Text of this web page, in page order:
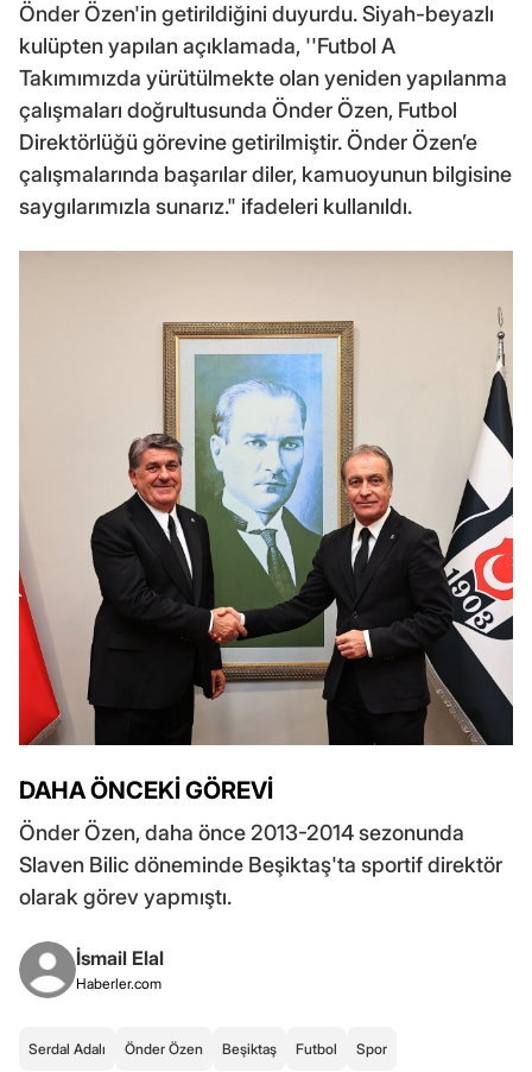
Önder Özen'in getirildiğini duyurdu. Siyah-beyazlı
kulüpten yapılan açıklamada, ''Futbol A
Takımımızda yürütülmekte olan yeniden yapılanma
çalışmaları doğrultusunda Önder Özen, Futbol
Direktörlüğü görevine getirilmiştir. Önder Özen’e
çalışmalarında başarılar diler, kamuoyunun bilgisine
saygılarımızla sunarız." ifadeleri kullanıldı.
DAHA ÖNCEKİ GÖREVİ
Önder Özen, daha önce 2013-2014 sezonunda
Slaven Bilic döneminde Beşiktaş'ta sportif direktör
olarak görev yapmıştı.
İsmail Elal
Haberler.com
Serdal Adalı Önder Özen Beşiktaş Futbol Spor